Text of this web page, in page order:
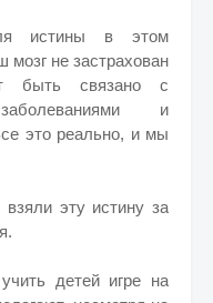
истины в этом
мозг не застрахован
быть связано с
и
это реально, и мы
эту истину за
детей игре на